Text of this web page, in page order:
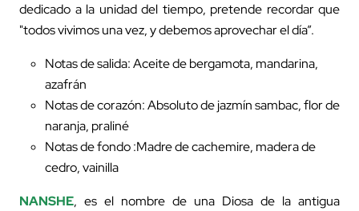
dedicado a la unidad del tiempo, pretende recordar que
"todos vivimos una vez, y debemos aprovechar el día”.
Notas de salida: Aceite de bergamota, mandarina,
azafrán
Notas de corazón: Absoluto de jazmín sambac, flor de
naranja, praliné
Notas de fondo :Madre de cachemire, madera de
cedro, vainilla
NANSHE, es el nombre de una Diosa de la antigua